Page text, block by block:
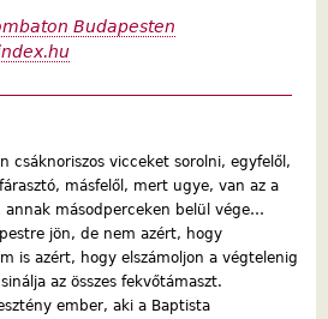
Budapesten
csáknoriszos vicceket sorolni, egyfelől,
másfelől, mert ugye, van az a
másodperceken belül vége…
jön, de nem azért, hogy
is azért, hogy elszámoljon a végtelenig
az összes fekvőtámaszt.
ember, aki a Baptista